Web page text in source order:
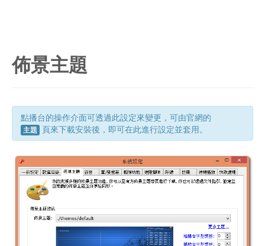
佈景主題
點播台的操作介面可透過此設定來變更，可由官網的
主題 頁來下載安裝後，即可在此進行設定並套用。